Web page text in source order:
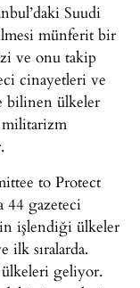
Suudi
münferit bir
ve onu takip
cinayetleri ve
bilinen ülkeler
militarizm
to Protect
44 gazeteci
işlendiği ülkeler
ilk sıralarda.
geliyor.